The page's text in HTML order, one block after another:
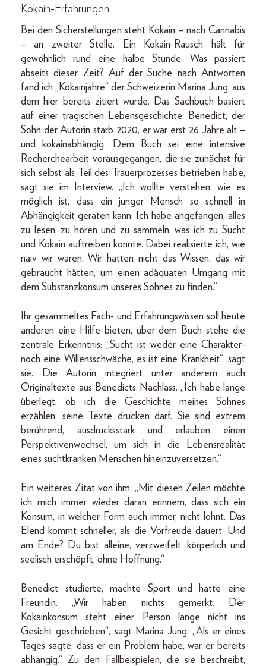
Kokain-Erfahrungen
Bei den Sicherstellungen steht Kokain – nach Cannabis
– an zweiter Stelle. Ein Kokain-Rausch hält für
gewöhnlich rund eine halbe Stunde. Was passiert
abseits dieser Zeit? Auf der Suche nach Antworten
fand ich „Kokainjahre“ der Schweizerin Marina Jung, aus
dem hier bereits zitiert wurde. Das Sachbuch basiert
auf einer tragischen Lebensgeschichte: Benedict, der
Sohn der Autorin starb 2020, er war erst 26 Jahre alt –
und kokainabhängig. Dem Buch sei eine intensive
Recherchearbeit vorausgegangen, die sie zunächst für
sich selbst als Teil des Trauerprozesses betrieben habe,
sagt sie im Interview. „Ich wollte verstehen, wie es
möglich ist, dass ein junger Mensch so schnell in
Abhängigkeit geraten kann. Ich habe angefangen, alles
zu lesen, zu hören und zu sammeln, was ich zu Sucht
und Kokain auftreiben konnte. Dabei realisierte ich, wie
naiv wir waren. Wir hatten nicht das Wissen, das wir
gebraucht hätten, um einen adäquaten Umgang mit
dem Substanzkonsum unseres Sohnes zu finden.“
Ihr gesammeltes Fach- und Erfahrungswissen soll heute
anderen eine Hilfe bieten, über dem Buch stehe die
zentrale Erkenntnis: „Sucht ist weder eine Charakter-
noch eine Willensschwäche, es ist eine Krankheit“, sagt
sie. Die Autorin integriert unter anderem auch
Originaltexte aus Benedicts Nachlass. „Ich habe lange
überlegt, ob ich die Geschichte meines Sohnes
erzählen, seine Texte drucken darf. Sie sind extrem
berührend, ausdrucksstark und erlauben einen
Perspektivenwechsel, um sich in die Lebensrealität
eines suchtkranken Menschen hineinzuversetzen.“
Ein weiteres Zitat von ihm: „Mit diesen Zeilen möchte
ich mich immer wieder daran erinnern, dass sich ein
Konsum, in welcher Form auch immer, nicht lohnt. Das
Elend kommt schneller, als die Vorfreude dauert. Und
am Ende? Du bist alleine, verzweifelt, körperlich und
seelisch erschöpft, ohne Hoffnung.“
Benedict studierte, machte Sport und hatte eine
Freundin. „Wir haben nichts gemerkt. Der
Kokainkonsum steht einer Person lange nicht ins
Gesicht geschrieben“, sagt Marina Jung. „Als er eines
Tages sagte, dass er ein Problem habe, war er bereits
abhängig.“ Zu den Fallbeispielen, die sie beschreibt,